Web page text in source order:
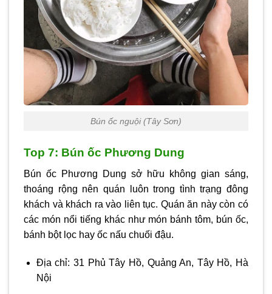
Bún ốc nguội (Tây Sơn)
Top 7: Bún ốc Phương Dung
Bún ốc Phương Dung sở hữu không gian sáng,
thoáng rộng nên quán luôn trong tình trạng đông
khách và khách ra vào liên tục. Quán ăn này còn có
các món nổi tiếng khác như món bánh tôm, bún ốc,
bánh bột lọc hay ốc nấu chuối đậu.
Địa chỉ: 31 Phủ Tây Hồ, Quảng An, Tây Hồ, Hà
Nội